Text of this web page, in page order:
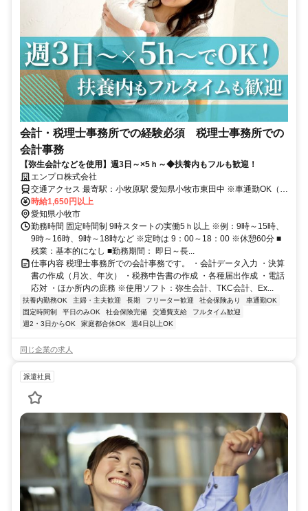
会計・税理士事務所での経験必須 税理士事務所での
会計事務
【弥生会計などを使用】週3日～×5ｈ～◆扶養内もフルも歓迎！
エンプロ株式会社
交通アクセス 最寄駅：小牧原駅 愛知県小牧市東田中 ※車通勤OK（P
無料） 名鉄小牧線「小牧原駅・徒歩12分」 名鉄犬山線「布袋駅・車
17分」 名鉄各線「犬山駅・車22分」 ＪＲ中央本線・城北線「勝川
駅・車23分」 ＪＲ中央本線・愛知環状鉄道「高蔵寺駅・車24分」
時給1,650円以上
愛知県小牧市
勤務時間 固定時間制 9時スタートの実働5ｈ以上 ※例：9時～15時、
9時～16時、9時～18時など ※定時は 9：00～18：00 ※休憩60分 ■
残業：基本的になし ■勤務期間： 即日～長...
仕事内容 税理士事務所での会計事務です。 ・会計データ入力 ・決算
書の作成（月次、年次） ・税務申告書の作成 ・各種届出作成 ・電話
応対 ・ほか所内の庶務 ※使用ソフト：弥生会計、TKC会計、Ex...
扶養内勤務OK 主婦・主夫歓迎 長期 フリーター歓迎 社会保険あり
車通勤OK
固定時間制
平日のみOK 社会保険完備 交通費支給
フルタイム歓迎
週2・3日からOK
家庭都合休OK 週4日以上OK
同じ企業の求人
派遣社員